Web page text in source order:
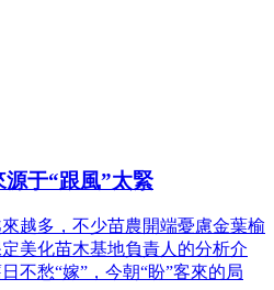
于“跟風”太緊
越多，不少苗農開端憂慮金葉榆
美化苗木基地負責人的分析介
不愁“嫁”，今朝“盼”客來的局